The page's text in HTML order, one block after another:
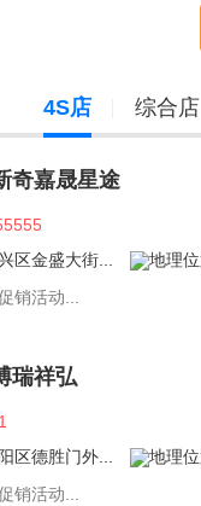
4S店 综合店
奇嘉晟星途
区金盛大街...
销活动...
瑞祥弘
区德胜门外...
销活动...